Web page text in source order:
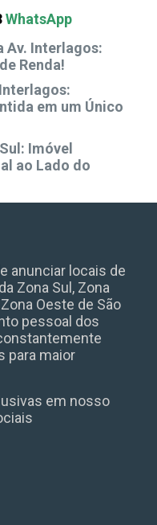
WhatsApp
Av. Interlagos:
Renda!
em um Único
Imóvel
ao Lado do
anunciar locais de
Zona Sul, Zona
Oeste de São
pessoal dos
para maior
em nosso